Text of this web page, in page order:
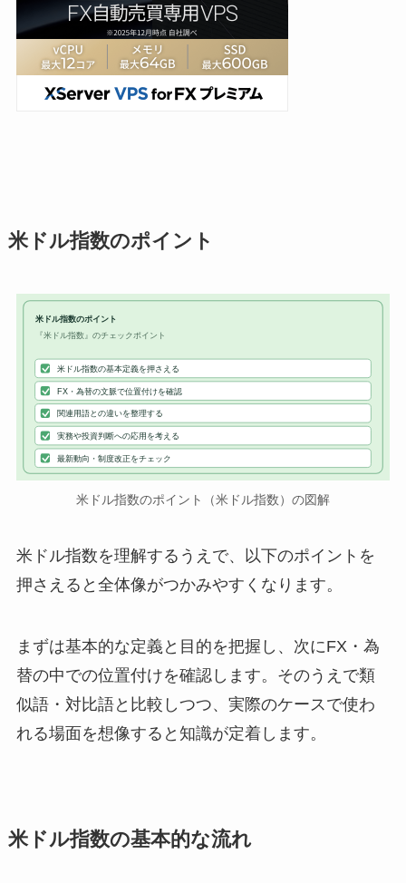
米ドル指数のポイント
米ドル指数のポイント
『米ドル指数』のチェックポイント
米ドル指数の基本定義を押さえる
FX・為替の文脈で位置付けを確認
関連用語との違いを整理する
実務や投資判断への応用を考える
最新動向・制度改正をチェック
米ドル指数のポイント（米ドル指数）の図解
米ドル指数を理解するうえで、以下のポイントを
押さえると全体像がつかみやすくなります。
まずは基本的な定義と目的を把握し、次にFX・為
替の中での位置付けを確認します。そのうえで類
似語・対比語と比較しつつ、実際のケースで使わ
れる場面を想像すると知識が定着します。
米ドル指数の基本的な流れ